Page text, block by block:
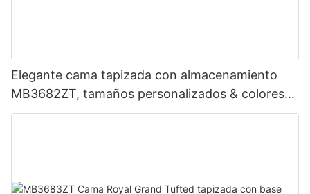
Elegante cama tapizada con almacenamiento
MB3682ZT, tamaños personalizados & colores
Precio de fábrica - Muebles JLH